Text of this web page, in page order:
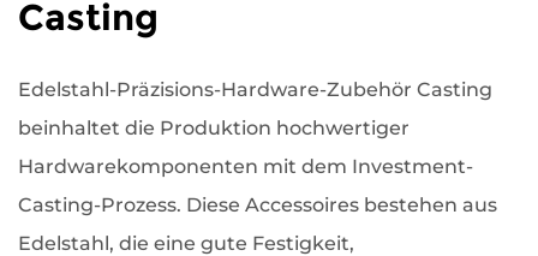
Casting
Edelstahl-Präzisions-Hardware-Zubehör Casting
beinhaltet die Produktion hochwertiger
Hardwarekomponenten mit dem Investment-
Casting-Prozess. Diese Accessoires bestehen aus
Edelstahl, die eine gute Festigkeit,